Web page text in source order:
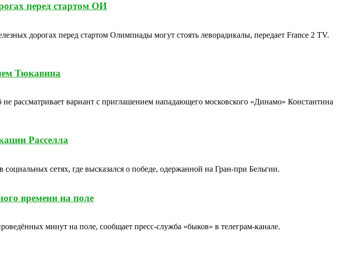
перед стартом ОИ
дорогах перед стартом Олимпиады могут стоять леворадикалы, передает France 2 TV.
Тюкавина
рассматривает вариант с приглашением нападающего московского «Динамо» Константина
Расселла
сетях, где высказался о победе, одержанной на Гран-при Бельгии.
времени на поле
минут на поле, сообщает пресс-служба «быков» в телеграм-канале.